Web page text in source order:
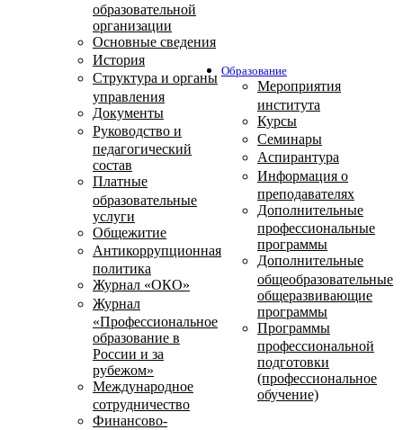
образовательной
организации
Основные сведения
История
Структура и органы
управления
Документы
Руководство и
педагогический
состав
Платные
образовательные
услуги
Общежитие
Антикоррупционная
политика
Журнал «ОКО»
Журнал
«Профессиональное
образование в
России и за
рубежом»
Международное
сотрудничество
Финансово-
Образование
Мероприятия
института
Курсы
Семинары
Аспирантура
Информация о
преподавателях
Дополнительные
профессиональные
программы
Дополнительные
общеобразовательные
общеразвивающие
программы
Программы
профессиональной
подготовки
(профессиональное
обучение)